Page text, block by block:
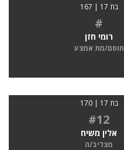
בת 17 | 167
#
רומי חזן
חוסם/מת אמצע
בת 17 | 170
#12
אלין משיח
מצליב/ה